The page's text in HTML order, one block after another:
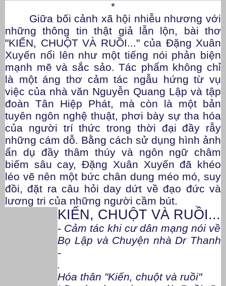
*
Giữa bối cảnh xã hội nhiễu nhương với
những thông tin thật giả lẫn lộn, bài thơ
"KIẾN, CHUỘT VÀ RUỒI..." của Đặng Xuân
Xuyến nổi lên như một tiếng nói phản biện
mạnh mẽ và sắc sảo. Tác phẩm không chỉ
là một áng thơ cảm tác ngẫu hứng từ vụ
việc của nhà văn Nguyễn Quang Lập và tập
đoàn Tân Hiệp Phát, mà còn là một bản
tuyên ngôn nghệ thuật, phơi bày sự tha hóa
của người trí thức trong thời đại đầy rẫy
những cám dỗ. Bằng cách sử dụng hình ảnh
ẩn dụ đầy thâm thúy và ngôn ngữ châm
biếm sâu cay, Đặng Xuân Xuyến đã khéo
léo vẽ nên một bức chân dung méo mó, suy
đồi, đặt ra câu hỏi day dứt về đạo đức và
lương tri của những người cầm bút.
KIẾN, CHUỘT VÀ RUỒI...
- Cảm tác khi cư dân mạng nói về
Bọ Lập và Chuyện nhà Dr Thanh
-
.
Hóa thân "Kiến, chuột và ruồi"